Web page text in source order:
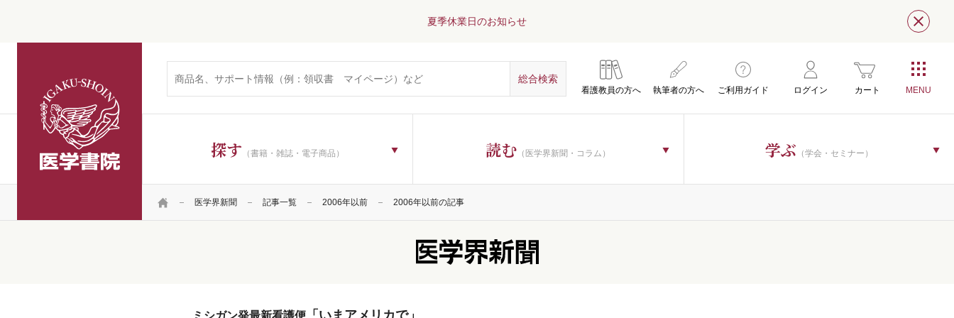
夏季休業日のお知らせ 閉じ
看護教員の方へ 執筆者の方へ ご利用ガイド ログイン カート
探す （書籍・雑誌・電子商品） 読む （医学界新聞・コラム） 学ぶ （学会・セミナー）
HOME 医学界新聞 記事一覧 2006年以前 2006年以前の記事
「いまアメリカで」